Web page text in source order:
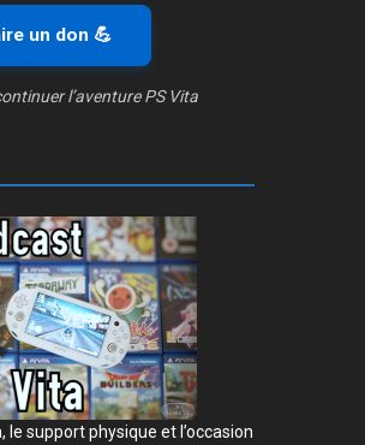
un don 💪
l’aventure PS Vita
le support physique et l’occasion